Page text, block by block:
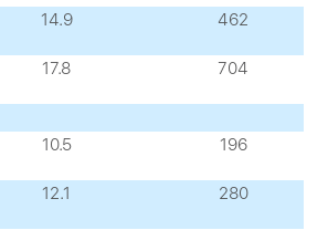
14.9 462
17.8 704
10.5 196
12.1 280